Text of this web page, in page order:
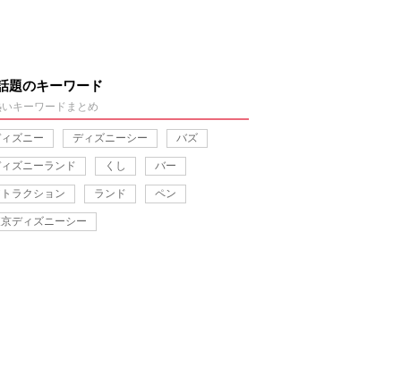
題のキーワード
キーワードまとめ
ズニー ディズニーシー バズ
ズニーランド くし バー
ラクション ランド ペン
ディズニーシー